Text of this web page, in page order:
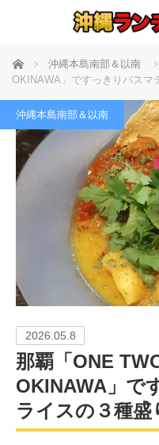
ホーム 沖縄本島南部＆以南
OKINAWA」ですっきりバスマ
沖縄本島南部＆以南
2026.05.8
那覇「ONE
OKINAWA」で
ライスの３種盛